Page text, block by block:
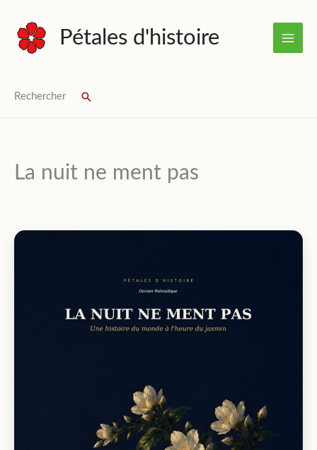
contenu
Pétales d'histoire
Rechercher Rechercher
La nuit ne ment pas